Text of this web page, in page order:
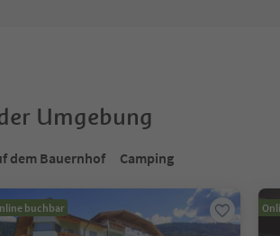
Umgebung
dem Bauernhof Camping
buchbar